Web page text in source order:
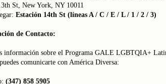
St, New York, NY 10011
Estación 14th St (líneas A / C / E / L / 1 / 2 / 3)
de Contacto:
información sobre el Programa GALE LGBTQIA+
comunicarte con América Diversa:
(347) 858 5905